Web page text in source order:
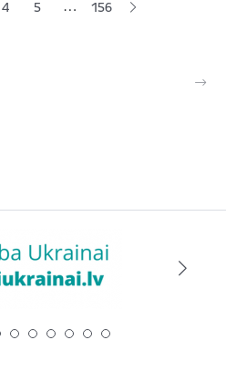
Lapa
4 Lapa
5 … 156